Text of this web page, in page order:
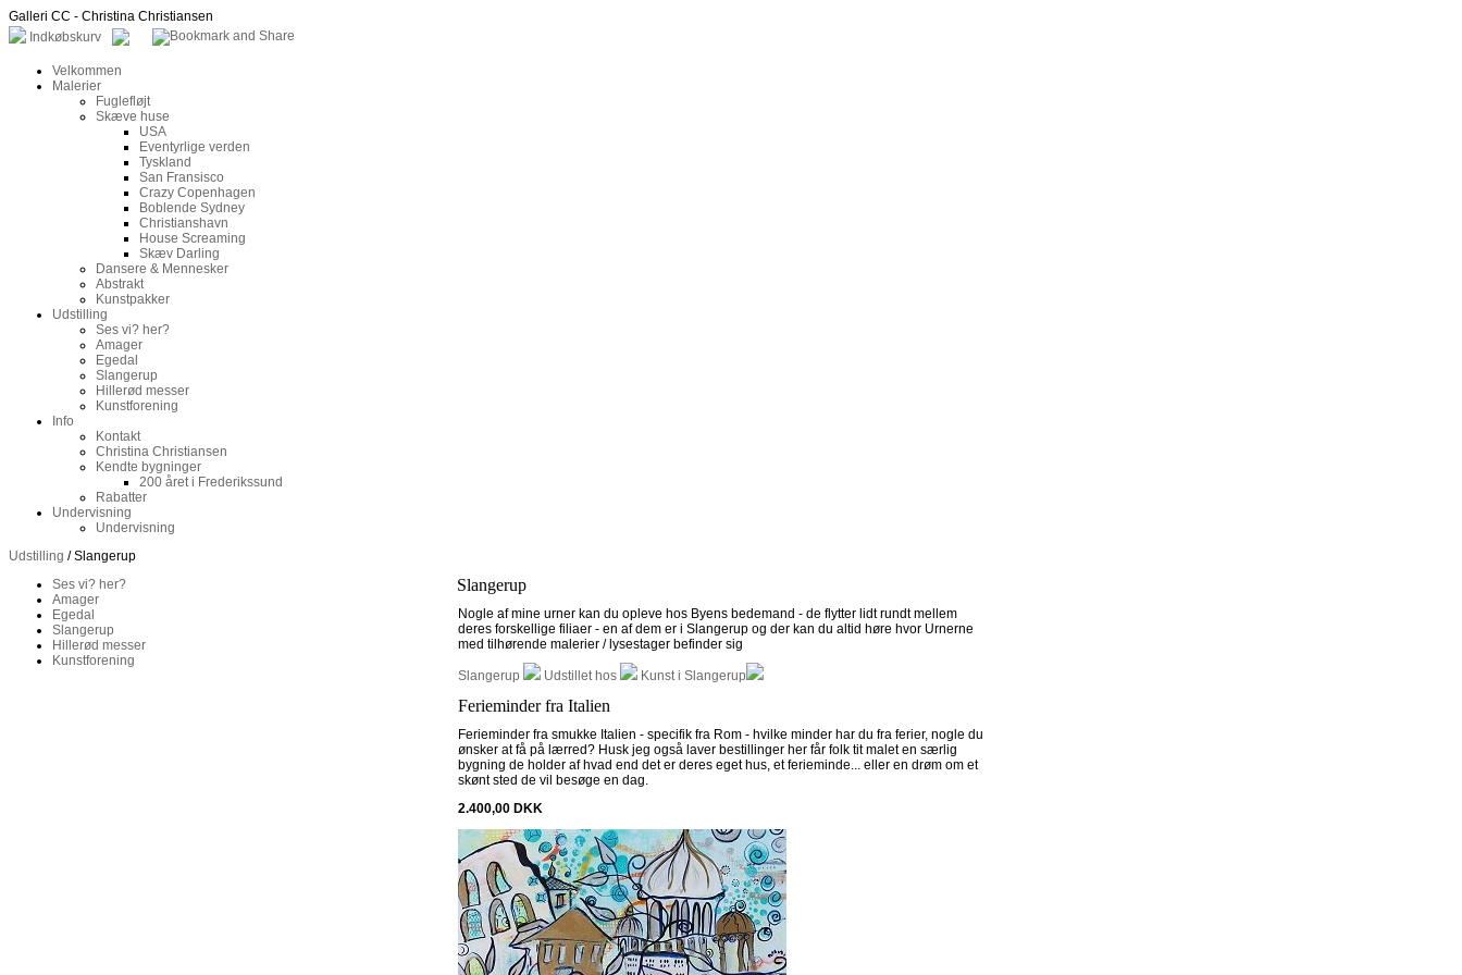
Galleri CC - Christina Christiansen
Indkøbskurv
Velkommen
Malerier
Fuglefløjt
Skæve huse
USA
Eventyrlige verden
Tyskland
San Fransisco
Crazy Copenhagen
Boblende Sydney
Christianshavn
House Screaming
Skæv Darling
Dansere & Mennesker
Abstrakt
Kunstpakker
Udstilling
Ses vi? her?
Amager
Egedal
Slangerup
Hillerød messer
Kunstforening
Info
Kontakt
Christina Christiansen
Kendte bygninger
200 året i Frederikssund
Rabatter
Undervisning
Undervisning
Udstilling / Slangerup
Ses vi? her?
Amager
Egedal
Slangerup
Hillerød messer
Kunstforening
Slangerup
Nogle af mine urner kan du opleve hos Byens bedemand - de flytter lidt rundt mellem
deres forskellige filiaer - en af dem er i Slangerup og der kan du altid høre hvor Urnerne
med tilhørende malerier / lysestager befinder sig
Slangerup Udstillet hos Kunst i Slangerup
Ferieminder fra Italien
Ferieminder fra smukke Italien - specifik fra Rom - hvilke minder har du fra ferier, nogle du
ønsker at få på lærred? Husk jeg også laver bestillinger her får folk tit malet en særlig
bygning de holder af hvad end det er deres eget hus, et ferieminde... eller en drøm om et
skønt sted de vil besøge en dag.
2.400,00 DKK